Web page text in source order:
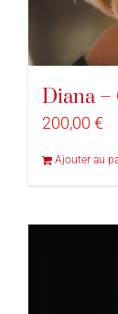
Diana –
200,00 €
Ajouter au